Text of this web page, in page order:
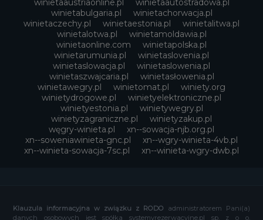
winietaaustriaonline.pl
winietaautostradowa.pl
winietabulgaria.pl
winietachorwacja.pl
winietaczechy.pl
winietaestonia.pl
winietalitwa.pl
winietalotwa.pl
winietamoldawia.pl
winietaonline.com
winietapolska.pl
winietarumunia.pl
winietaslovenia.pl
winietaslowacja.pl
winietaslowenia.pl
winietaszwajcaria.pl
winietasłowenia.pl
winietawegry.pl
winietomat.pl
winiety.org
winietydrogowe.pl
winietyelektroniczne.pl
winietyestonia.pl
winietywegry.pl
winietyzagraniczne.pl
winietyzakup.pl
węgry-winieta.pl
xn--sowacja-njb.org.pl
xn--soweniawinieta-gnc.pl
xn--wgry-winieta-4vb.pl
xn--winieta-sowacja-7sc.pl
xn--winieta-wgry-dwb.pl
Klauzula informacyjna w związku z RODO administratorem Pani(a)
danych osobowych jest spółka systemyrezerwacyjne.pl sp. z o o.